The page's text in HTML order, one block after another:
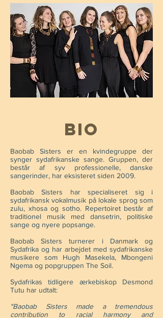
BIO
Baobab Sisters er en kvindegruppe der
synger sydafrikanske sange. Gruppen, der
består af syv professionelle, danske
sangerinder, har eksisteret siden 2009.
Baobab Sisters har specialiseret sig i
sydafrikansk vokalmusik på lokale sprog som
zulu, xhosa og sotho. Repertoiret består af
traditionel musik med dansetrin, politiske
sange og nyere popsange.
Baobab Sisters turnerer i Danmark og
Sydafrika og har arbejdet med sydafrikanske
musikere som Hugh Masekela, Mbongeni
Ngema og popgruppen The Soil.
Sydafrikas tidligere ærkebiskop Desmond
Tutu har udtalt:
"Baobab Sisters made a tremendous
contribution to racial harmony and